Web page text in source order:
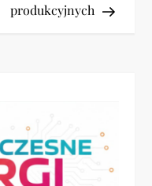
produkcyjnych